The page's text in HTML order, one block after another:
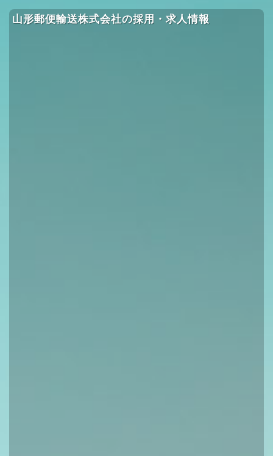
山形郵便輸送株式会社の採用・求人情報